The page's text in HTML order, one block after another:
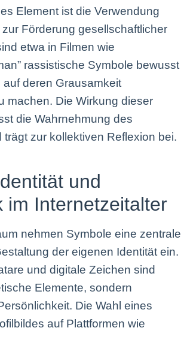
Element ist die Verwendung
Förderung gesellschaftlicher
etwa in Filmen wie
rassistische Symbole bewusst
deren Grausamkeit
machen. Die Wirkung dieser
die Wahrnehmung des
trägt zur kollektiven Reflexion bei.
und
im Internetzeitalter
nehmen Symbole eine zentrale
der eigenen Identität ein.
und digitale Zeichen sind
Elemente, sondern
Die Wahl eines
auf Plattformen wie